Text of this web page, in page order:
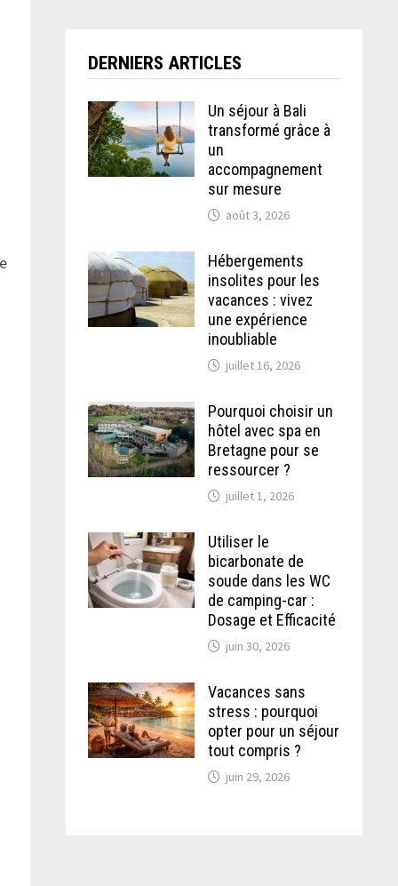
DERNIERS ARTICLES
Un séjour à Bali
transformé grâce à
un
accompagnement
sur mesure
août 3, 2026
Hébergements
insolites pour les
vacances : vivez
une expérience
inoubliable
juillet 16, 2026
Pourquoi choisir un
hôtel avec spa en
Bretagne pour se
ressourcer ?
juillet 1, 2026
Utiliser le
bicarbonate de
soude dans les WC
de camping-car :
Dosage et Efficacité
juin 30, 2026
Vacances sans
stress : pourquoi
opter pour un séjour
tout compris ?
juin 29, 2026